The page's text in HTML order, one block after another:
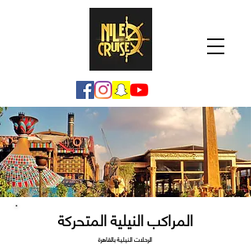
المراكب النيلية المتحركة
الرحلات النيلية بالقاهرة